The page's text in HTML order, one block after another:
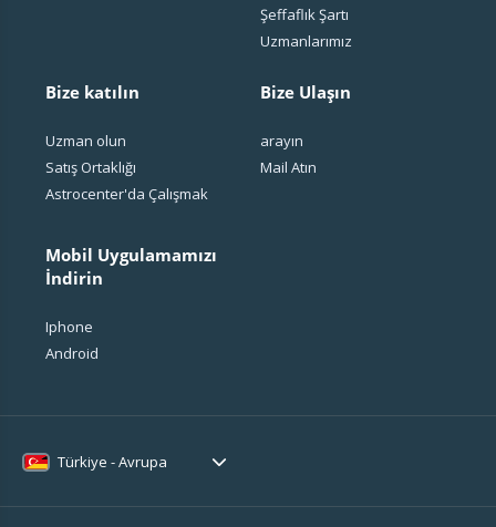
Şeffaflık Şartı
Uzmanlarımız
Bize katılın
Uzman olun
Satış Ortaklığı
Astrocenter'da Çalışmak
Mobil Uygulamamızı
İndirin
Iphone
Android
Bize Ulaşın
arayın
Mail Atın
Türkiye - Avrupa